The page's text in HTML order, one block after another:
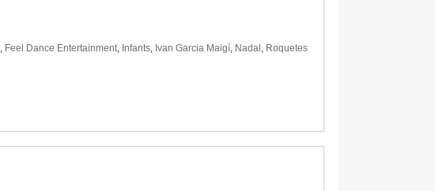
, Feel Dance Entertainment, Infants, Ivan Garcia Maigí, Nadal , Roquetes